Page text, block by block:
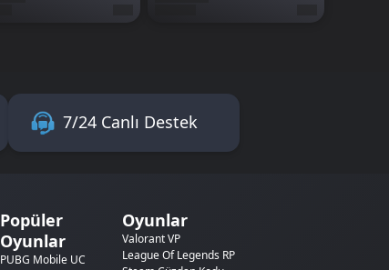
7/24 Canlı Destek
Popüler
Oyunlar
PUBG Mobile UC
Oyunlar
Valorant VP
League Of Legends RP